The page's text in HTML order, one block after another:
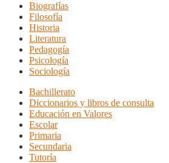
Biografías
Filosofía
Historia
Literatura
Pedagogía
Psicología
Sociología
Bachillerato
Diccionarios y libros de consulta
Educación en Valores
Escolar
Primaria
Secundaria
Tutoría